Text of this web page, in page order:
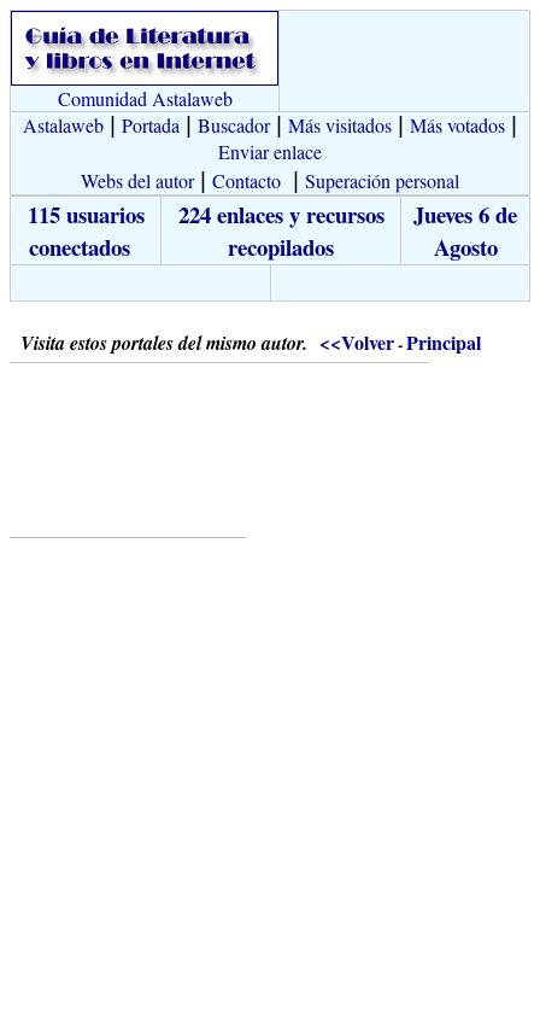
Comunidad Astalaweb
Astalaweb
Portada Buscador| Más visitados Más votados
Enviar enlace
Webs del autor| Contacto Superación personal
115 usuarios
conectados
224 enlaces y recursos
recopilados
Jueves 6 de
Agosto
Visita estos portales del mismo autor. <<Volver-Principal